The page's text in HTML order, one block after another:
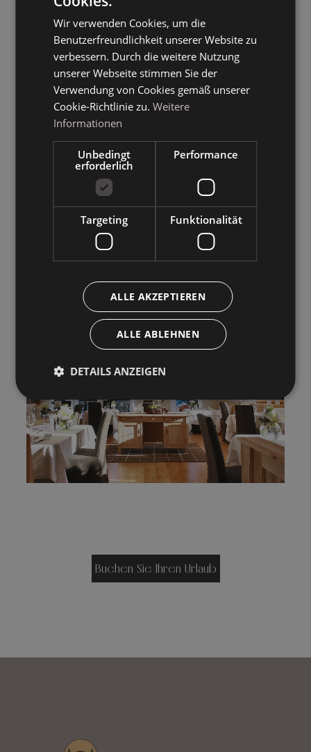
Buchen Sie Ihren Urlaub
Wir verwenden Cookies, um die
Benutzerfreundlichkeit unserer Website zu
verbessern. Durch die weitere Nutzung
unserer Webseite stimmen Sie der
Verwendung von Cookies gemäß unserer
Cookie-Richtlinie zu. Weitere
Informationen
Unbedingt
erforderlich
Performance
Targeting Funktionalität
ALLE AKZEPTIEREN
ALLE ABLEHNEN
DETAILS ANZEIGEN